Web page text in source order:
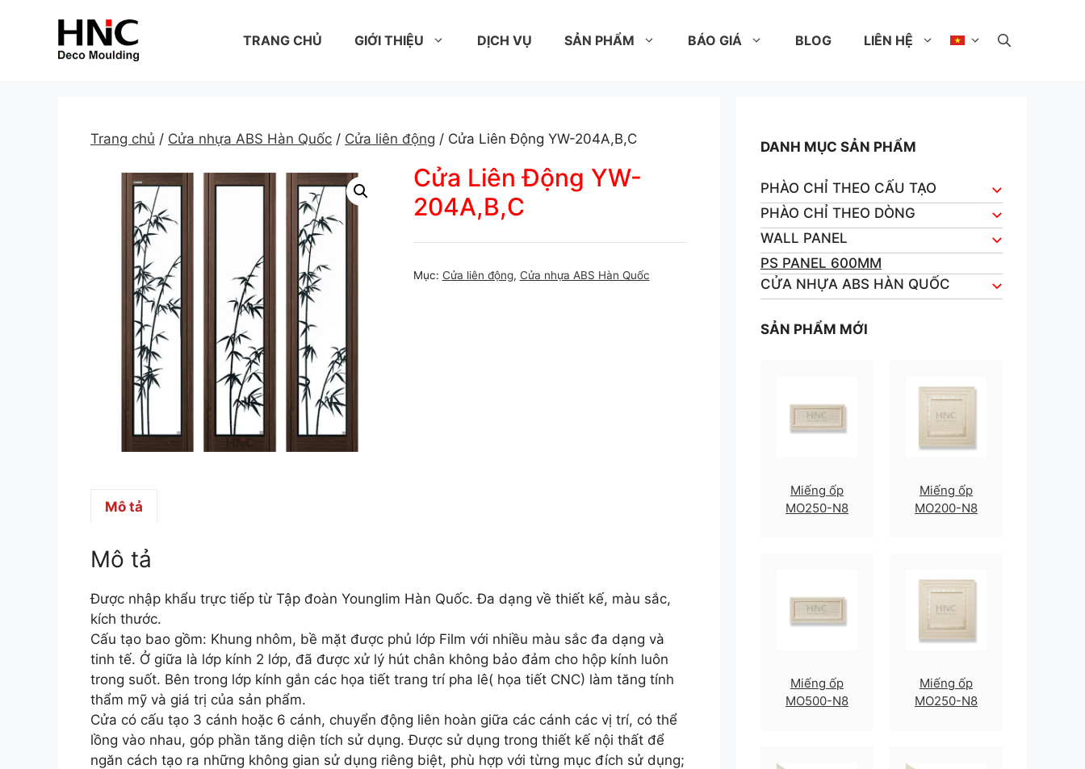
TRANG CHỦ GIỚI THIỆU DỊCH VỤ SẢN PHẨM BÁO GIÁ BLOG LIÊN HỆ
Trang chủ / Cửa nhựa ABS Hàn Quốc / Cửa liên động / Cửa Liên Động YW-204A,B,C
Cửa Liên Động YW-
204A,B,C
Mục: Cửa liên động, Cửa nhựa ABS Hàn Quốc
Mô tả
Mô tả
Được nhập khẩu trực tiếp từ Tập đoàn Younglim Hàn Quốc. Đa dạng về thiết kế, màu sắc,
kích thước.
Cấu tạo bao gồm: Khung nhôm, bề mặt được phủ lớp Film với nhiều màu sắc đa dạng và
tinh tế. Ở giữa là lớp kính 2 lớp, đã được xử lý hút chân không bảo đảm cho hộp kính luôn
trong suốt. Bên trong lớp kính gắn các họa tiết trang trí pha lê( họa tiết CNC) làm tăng tính
thẩm mỹ và giá trị của sản phẩm.
Cửa có cấu tạo 3 cánh hoặc 6 cánh, chuyển động liên hoàn giữa các cánh các vị trí, có thể
lồng vào nhau, góp phần tăng diện tích sử dụng. Được sử dụng trong thiết kế nội thất để
ngăn cách tạo ra những không gian sử dụng riêng biệt, phù hợp với từng mục đích sử dụng;
DANH MỤC SẢN PHẨM
PHÀO CHỈ THEO CẤU TẠO
PHÀO CHỈ THEO DÒNG
WALL PANEL
PS PANEL 600MM
CỬA NHỰA ABS HÀN QUỐC
SẢN PHẨM MỚI
Miếng ốp
MO250-N8
Miếng ốp
MO200-N8
Miếng ốp
MO500-N8
Miếng ốp
MO250-N8